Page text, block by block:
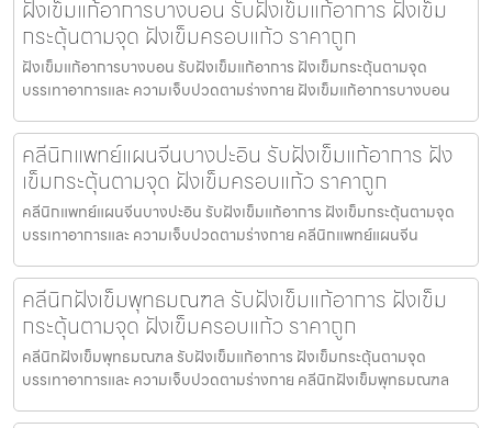
ฝังเข็มแก้อาการบางบอน รับฝังเข็มแก้อาการ ฝังเข็ม
กระตุ้นตามจุด ฝังเข็มครอบแก้ว ราคาถูก
ฝังเข็มแก้อาการบางบอน รับฝังเข็มแก้อาการ ฝังเข็มกระตุ้นตามจุด
บรรเทาอาการและ ความเจ็บปวดตามร่างกาย ฝังเข็มแก้อาการบางบอน
คลีนิกแพทย์แผนจีนบางปะอิน รับฝังเข็มแก้อาการ ฝัง
เข็มกระตุ้นตามจุด ฝังเข็มครอบแก้ว ราคาถูก
คลีนิกแพทย์แผนจีนบางปะอิน รับฝังเข็มแก้อาการ ฝังเข็มกระตุ้นตามจุด
บรรเทาอาการและ ความเจ็บปวดตามร่างกาย คลีนิกแพทย์แผนจีน
คลีนิกฝังเข็มพุทธมณฑล รับฝังเข็มแก้อาการ ฝังเข็ม
กระตุ้นตามจุด ฝังเข็มครอบแก้ว ราคาถูก
คลีนิกฝังเข็มพุทธมณฑล รับฝังเข็มแก้อาการ ฝังเข็มกระตุ้นตามจุด
บรรเทาอาการและ ความเจ็บปวดตามร่างกาย คลีนิกฝังเข็มพุทธมณฑล